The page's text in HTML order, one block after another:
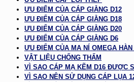
ƯU ĐIỂM CỦA CÁP GIẰNG D12
ƯU ĐIỂM CỦA CÁP GIẰNG D18
ƯU ĐIỂM CỦA CÁP GIẰNG D20
ƯU ĐIỂM CỦA CÁP GIẰNG D6
ƯU ĐIỂM CỦA MA NÍ OMEGA HÀN
VẬT LIỆU CHỐNG THẤM
VÌ SAO CÁP MẠ KẼM D16 ĐƯỢC
VÌ SAO NÊN SỬ DỤNG CÁP LỤA